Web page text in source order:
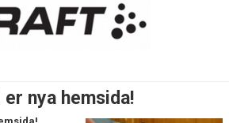
nya hemsida!